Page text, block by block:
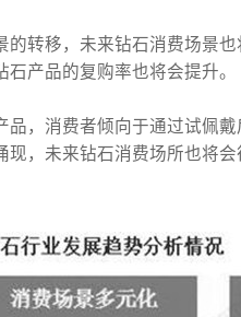
转移，未来钻石消费场景
产品的复购率也将会提升。
品，消费者倾向于通过试佩
，未来钻石消费场所也将